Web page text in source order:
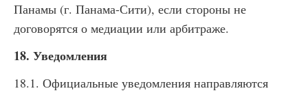
Панамы (г. Панама-Сити), если стороны не
договорятся о медиации или арбитраже.
18. Уведомления
18.1. Официальные уведомления направляются